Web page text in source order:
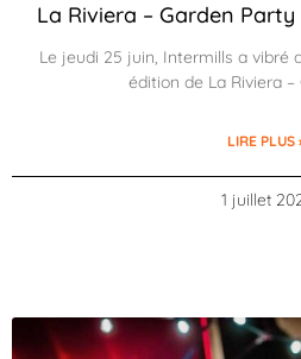
La Riviera – Garden
Le jeudi 25 juin, Intermills a vibré
édition de La Riviera –
LIRE PLUS
1 juillet